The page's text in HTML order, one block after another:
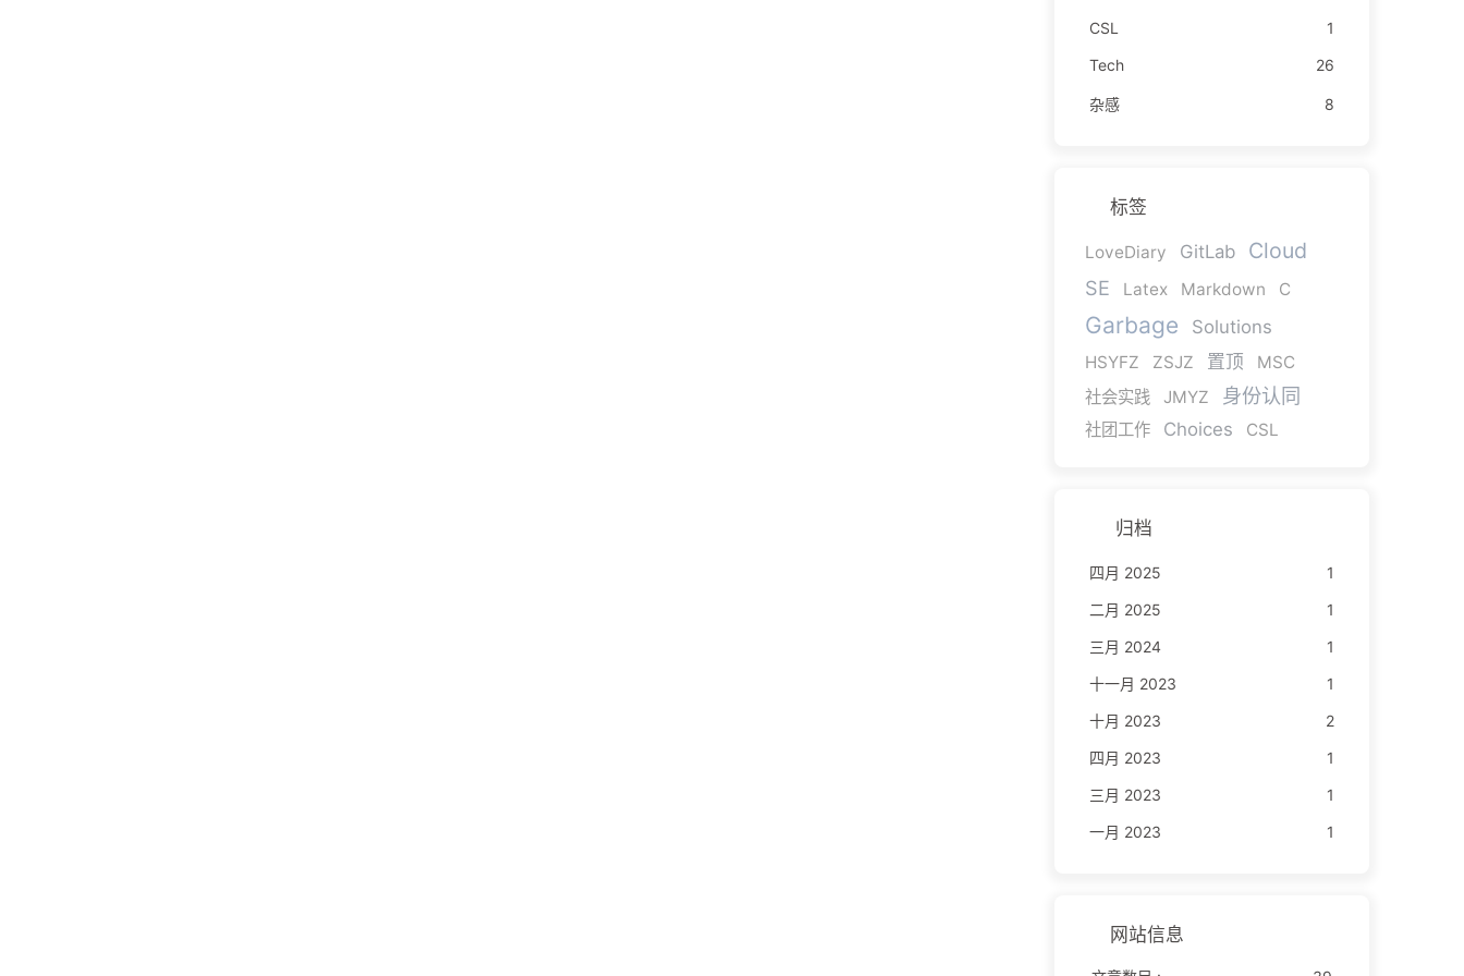
CSL
1
Tech
26
杂感 8
标签
LoveDiary GitLab Cloud
SE Latex Markdown C
Garbage Solutions
HSYFZ ZSJZ 置顶
MSC
社会实践
JMYZ 身份认同
社团工作 Choices CSL
归档
四月 2025
1
二月 2025
1
三月 2024
1
十一月 2023
1
十月 2023
2
四月 2023
1
三月 2023
1
一月 2023
1
网站信息